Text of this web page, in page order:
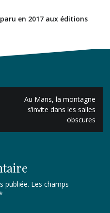
en 2017 aux éditions
Au Mans, la montagne
s’invite dans les salles
obscures
publiée. Les champs